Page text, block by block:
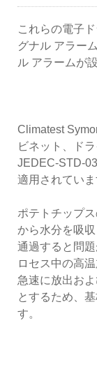
これらの電子
グナル アラー
ル アラームが
Climatest
ビネット、ド
JEDEC-STD-
適用されていま
ポテトチップ
から水分を吸
通過すると問
ロセス中の高
急速に放出お
とするため、
す。